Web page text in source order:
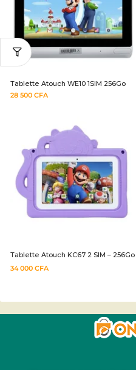
Tablette Atouch WE10 1SIM 256Go
28 500 CFA
Tablette Atouch KC67 2 SIM – 256Go
34 000 CFA